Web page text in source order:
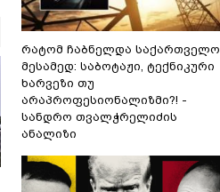
რატომ ჩაბნელდა საქართველო
მესამედ: საბოტაჟი, ტექნიკური
ხარვეზი თუ
არაპროფესიონალიზმი?! -
სანდრო თვალჭრელიძის
ანალიზი